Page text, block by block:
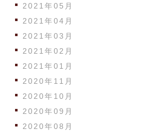
2021年05月
2021年04月
2021年03月
2021年02月
2021年01月
2020年11月
2020年10月
2020年09月
2020年08月